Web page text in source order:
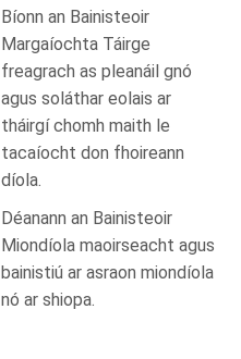
Bíonn an Bainisteoir
Margaíochta Táirge
freagrach as pleanáil gnó
agus soláthar eolais ar
tháirgí chomh maith le
tacaíocht don fhoireann
díola.
Déanann an Bainisteoir
Miondíola maoirseacht agus
bainistiú ar asraon miondíola
nó ar shiopa.